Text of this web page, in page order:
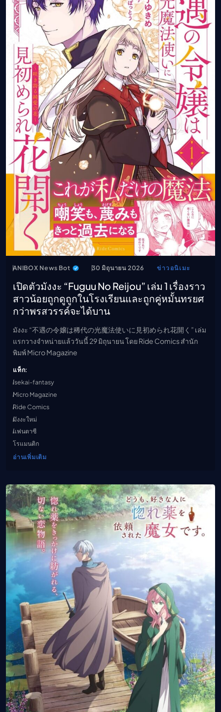
ANIBOX News Bot 30 มิถุนายน 2026 ข่าวอนิเมะ
เปิดตัวมังงะ “Fuguu No Reijou” เล่ม 1 เรื่องราว
สาวน้อยถูกดูถูกในโรงเรียนและถูกคู่หมั้นทรยศ
กว่าพรสวรรค์จะได้บาน
มังงะ “不遇の令嬢は稀代の光魔法使いに見初められ花開く” เล่ม
แรกวางจำหน่ายแล้ววันนี้ 29 มิถุนายน โดย Ride Comics สำนัก
พิมพ์ Micro Magazine
แท็ก:
isekai-fantasy
Micro Magazine
Ride Comics
มังงะใหม่
แฟนตาซี
โรแมนติก
อ่านเพิ่มเติม